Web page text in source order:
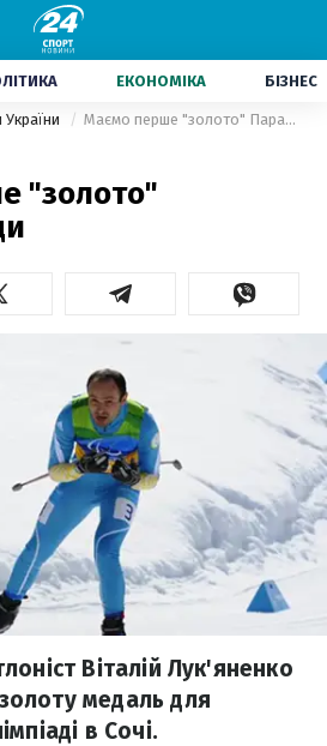
ЕКОНОМІКА БІЗНЕС
Маємо перше "золото" Паралімпіади
"золото"
Віталій Лук'яненко
медаль для
в Сочі.